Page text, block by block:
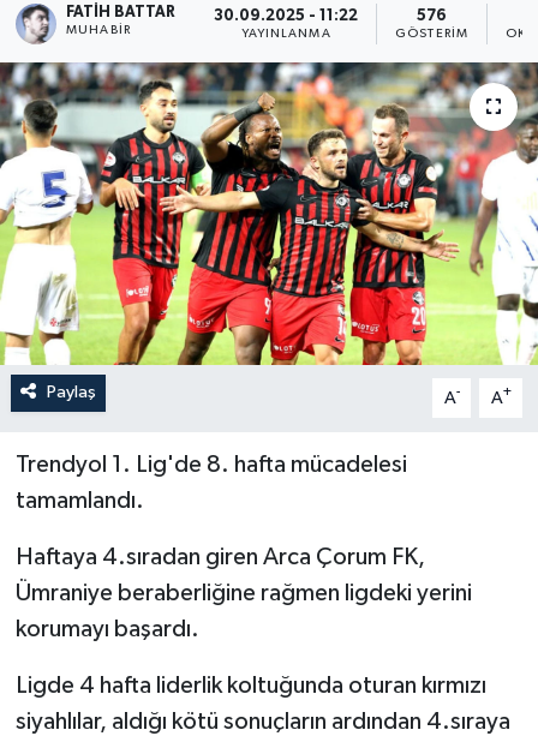
FATIH BATTAR
MUHABIR
30.09.2025 - 11:22
YAYINLANMA
576
GÖSTERIM
Paylaş A- A+
Trendyol 1. Lig'de 8. hafta mücadelesi
tamamlandı.
Haftaya 4.sıradan giren Arca Çorum FK,
Ümraniye beraberliğine rağmen ligdeki yerini
korumayı başardı.
Ligde 4 hafta liderlik koltuğunda oturan kırmızı
siyahlılar, aldığı kötü sonuçların ardından 4.sıraya
EĞİTİM
İLÇELER
OTOPARK
TEKNOLOJİ
Haber Arşivi